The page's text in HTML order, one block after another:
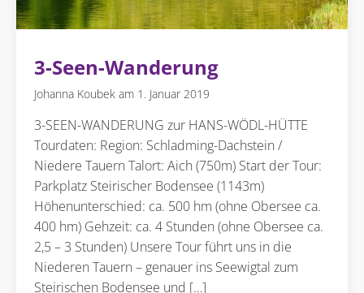
3-Seen-Wanderung
Johanna Koubek 1. Januar 2019
3-SEEN-WANDERUNG zur HANS-WÖDL-HÜTTE
Tourdaten: Region: Schladming-Dachstein /
Niedere Tauern Talort: Aich (750m) Start der Tour:
Parkplatz Steirischer Bodensee (1143m)
Höhenunterschied: ca. 500 hm (ohne Obersee ca.
400 hm) Gehzeit: ca. 4 Stunden (ohne Obersee ca.
2,5 – 3 Stunden) Unsere Tour führt uns in die
Niederen Tauern – genauer ins Seewigtal zum
Steirischen Bodensee und […]